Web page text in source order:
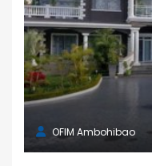
OFIM Ambohibao